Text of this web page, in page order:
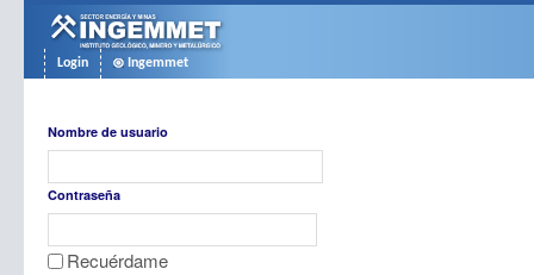
Saltar al contenido
Login Ingemmet
Acceso
Nombre de usuario
Contraseña
Recuérdame